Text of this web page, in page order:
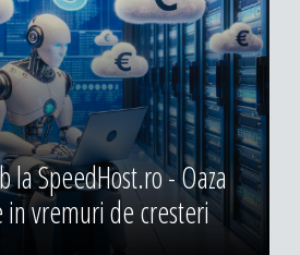
la SpeedHost.ro - Oaza
vremuri de cresteri